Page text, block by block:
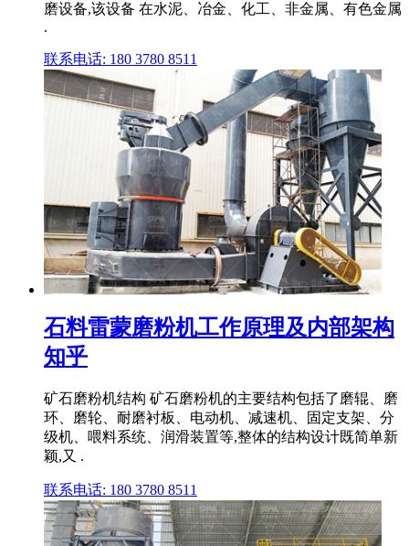
磨设备,该设备 在水泥、冶金、化工、非金属、有色金属
.
联系电话: 180 3780 8511
石料雷蒙磨粉机工作原理及内部架构
知乎
矿石磨粉机结构 矿石磨粉机的主要结构包括了磨辊、磨
环、磨轮、耐磨衬板、电动机、减速机、固定支架、分
级机、喂料系统、润滑装置等,整体的结构设计既简单新
颖,又 .
联系电话: 180 3780 8511